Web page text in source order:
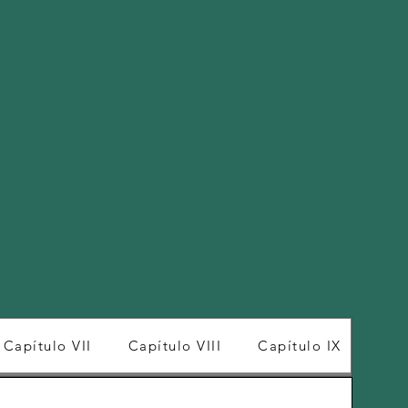
Capítulo VII Capítulo VIII Capítulo IX